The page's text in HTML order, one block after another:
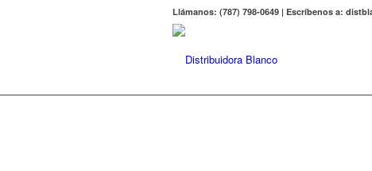
Llámanos: (787) 798-0649 | Escríbenos a: